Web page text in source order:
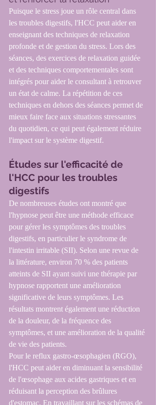
Puisque le stress joue un rôle central dans
les troubles digestifs, l'HCC peut aider en
enseignant des techniques de relaxation
profonde et de gestion du stress. Lors des
séances, des exercices de relaxation guidée
et des techniques comportementales sont
intégrés pour aider le consultant à retrouver
un état de calme. La répétition de ces
techniques en dehors des séances permet de
mieux faire face aux situations stressantes
du quotidien, ce qui peut également réduire
l'impact sur le système digestif.
Études sur l'efficacité de
l'HCC pour les troubles
digestifs
De nombreuses études ont montré que
l'hypnose peut être une méthode efficace
pour gérer les symptômes des troubles
digestifs, en particulier le syndrome de
l'intestin irritable (SII). Selon une revue de
la littérature, environ 70 % des patients
atteints de SII ayant suivi une thérapie par
hypnose rapportent une amélioration
significative de leurs symptômes. Les
résultats montrent également une réduction
de la douleur, de la fréquence des
symptômes, et une amélioration de la qualité
de vie des patients.
Pour le reflux gastro-œsophagien (RGO),
l'HCC peut aider en diminuant la sensibilité
de l'œsophage aux acides gastriques et en
réduisant la perception des brûlures
d'estomac. En travaillant sur les schémas de